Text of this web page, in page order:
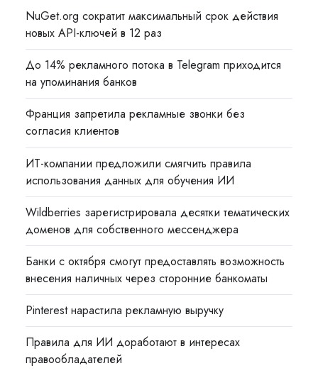
NuGet.org сократит максимальный срок действия
новых API-ключей в 12 раз
До 14% рекламного потока в Telegram приходится
на упоминания банков
Франция запретила рекламные звонки без
согласия клиентов
ИТ-компании предложили смягчить правила
использования данных для обучения ИИ
Wildberries зарегистрировала десятки тематических
доменов для собственного мессенджера
Банки с октября смогут предоставлять возможность
внесения наличных через сторонние банкоматы
Pinterest нарастила рекламную выручку
Правила для ИИ доработают в интересах
правообладателей